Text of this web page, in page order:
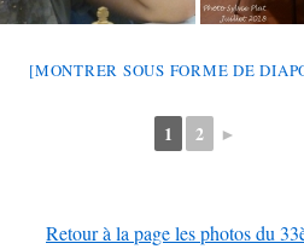
[MONTRER SOUS FORME DE
1 2 ►
Retour à la page les photos du